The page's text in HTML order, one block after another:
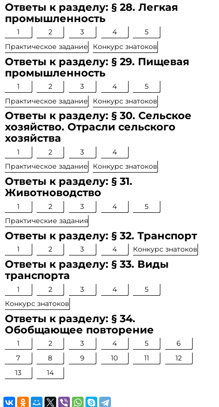
Ответы к разделу: § 28. Легкая
промышленность
1 2 3 4
5
Практическое задание
Конкурс знатоков
Ответы к разделу: § 29. Пищевая
промышленность
1 2 3 4
5
Практическое задание
Конкурс знатоков
Ответы к разделу: § 30. Сельское
хозяйство. Отрасли сельского
хозяйства
1 2 3
4
Практическое задание
Конкурс знатоков
Ответы к разделу: § 31.
Животноводство
1 2 3 4
5
Практические задания
Ответы к разделу: § 32. Транспорт
1 2 3 4 Конкурс знатоков
Ответы к разделу: § 33. Виды
транспорта
1 2 3 4
5
Конкурс знатоков
Ответы к разделу: § 34.
Обобщающее повторение
1 2 3 4 5
6
7
8 9 10 11
12
13
14